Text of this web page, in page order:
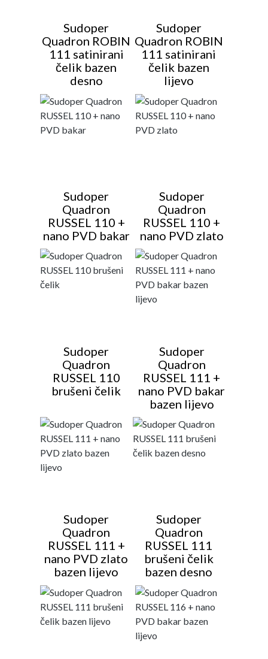
Sudoper
Quadron ROBIN
111 satinirani
čelik bazen
desno
Sudoper
Quadron ROBIN
111 satinirani
čelik bazen
lijevo
Sudoper
Quadron
RUSSEL 110 +
nano PVD bakar
Sudoper
Quadron
RUSSEL 110 +
nano PVD zlato
Sudoper
Quadron
RUSSEL 110
brušeni čelik
Sudoper
Quadron
RUSSEL 111 +
nano PVD bakar
bazen lijevo
Sudoper
Quadron
RUSSEL 111 +
nano PVD zlato
bazen lijevo
Sudoper
Quadron
RUSSEL 111
brušeni čelik
bazen desno